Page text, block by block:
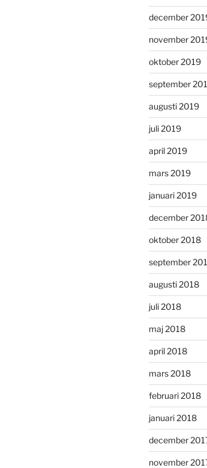
december
november
oktober 2019
september
augusti 2019
juli 2019
april 2019
mars 2019
januari 2019
december
oktober 2018
september
augusti 2018
juli 2018
maj 2018
april 2018
mars 2018
februari 2018
januari 2018
december
november